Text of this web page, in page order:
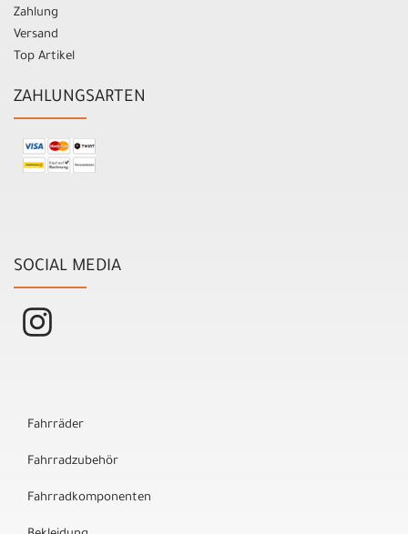
Zahlung
Versand
Top Artikel
ZAHLUNGSARTEN
SOCIAL MEDIA
Fahrräder
Fahrradzubehör
Fahrradkomponenten